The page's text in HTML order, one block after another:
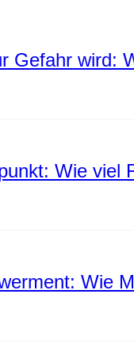
Gefahr wird:
Wie viel
Wie